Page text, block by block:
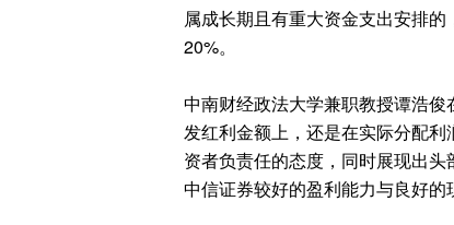
属成长期且有重大资金支出安排
20%。
中南财经政法大学兼职教授谭浩
发红利金额上，还是在实际分配
资者负责任的态度，同时展现出
中信证券较好的盈利能力与良好的